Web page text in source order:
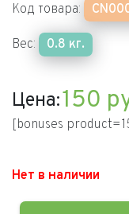
Код товара:
Вес: 0.8 кг.
Цена:150
[bonuses
Нет в наличии